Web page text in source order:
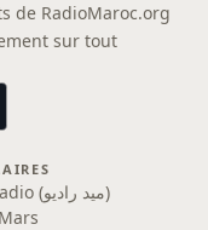
de RadioMaroc.org
sur tout
Med Radio (ميد راديو)